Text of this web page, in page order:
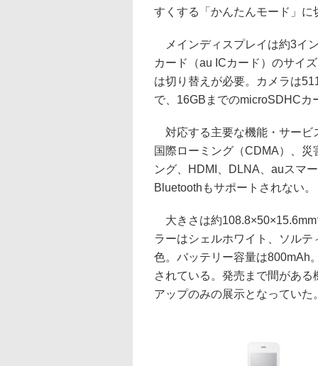
すくする「かんたんモード」
メインディスプレイは約3イ
カード（au ICカード）のサイ
は切り替えが必要。カメラは
で、16GBまでのmicroSDHCカ
対応する主要な機能・サービ
国際ローミング（CDMA）、
ング、HDMI、DLNA、auスマ
Bluetoothもサポートされない。
大きさは約
ラーはシェルホワイト、ソル
色。バッテリー容量は800mAh
されている。発売まで間があ
アップのみの展示となっていた